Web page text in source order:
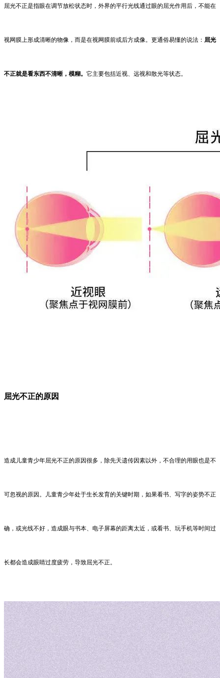
屈光不正是指眼在调节放松状态时，外界的平行光线通过眼的屈光作用后，不能在
视网膜上形成清晰的物像，而是在视网膜前或后方成像。更通俗易懂的说法： 屈光
不正就是看东西不清晰，模糊。 它主要包括近视、远视和散光等状态。
屈光不正的原因
造成儿童青少年屈光不正的原因很多，除先天遗传因素以外，不合理的用眼也是不
可忽视的原因。儿童青少年处于生长发育的关键时期，如果看书、写字的姿势不正
确，或光线不好，造成眼与书本、电子屏幕的距离太近，或看书、玩手机等时间过
长都会造成眼睛过度疲劳，导致屈光不正。